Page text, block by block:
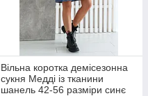
Вільна коротка демісезонна
сукня Медді із тканини
шанель 42-56 разміри синє